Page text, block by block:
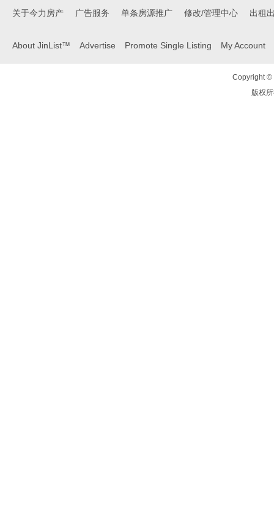
关于今力房产 广告服务 单条房源推广 修改/管理中心 出租
About JinList™ Advertise Promote Single Listing My Account
Copyright ©
版权